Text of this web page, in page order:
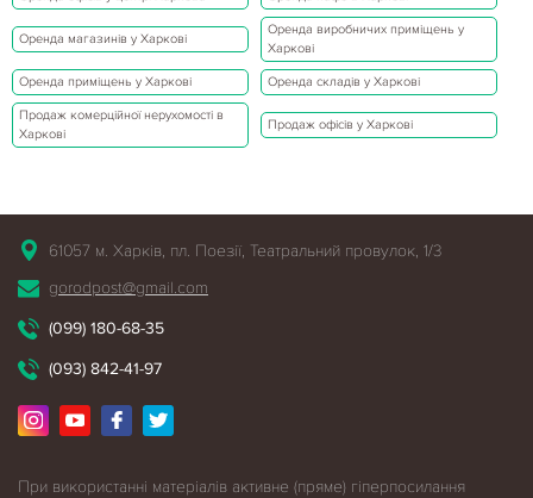
Оренда магазинів у Харкові
Оренда виробничих приміщень у
Харкові
Оренда приміщень у Харкові Оренда складів у Харкові
Продаж комерційної нерухомості в
Харкові
Продаж офісів у Харкові
61057 м. Харків, пл. Поезії, Театральний провулок, 1/3
gorodpost@gmail.com
(099) 180-68-35
(093) 842-41-97
При використанні матеріалів активне (пряме) гіперпосилання